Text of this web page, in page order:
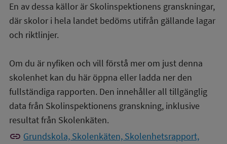
En av dessa källor är Skolinspektionens granskningar,
där skolor i hela landet bedöms utifrån gällande lagar
och riktlinjer.
Om du är nyfiken och vill förstå mer om just denna
skolenhet kan du här öppna eller ladda ner den
fullständiga rapporten. Den innehåller all tillgänglig
data från Skolinspektionens granskning, inklusive
resultat från Skolenkäten.
link Grundskola, Skolenkäten, Skolenhetsrapport,